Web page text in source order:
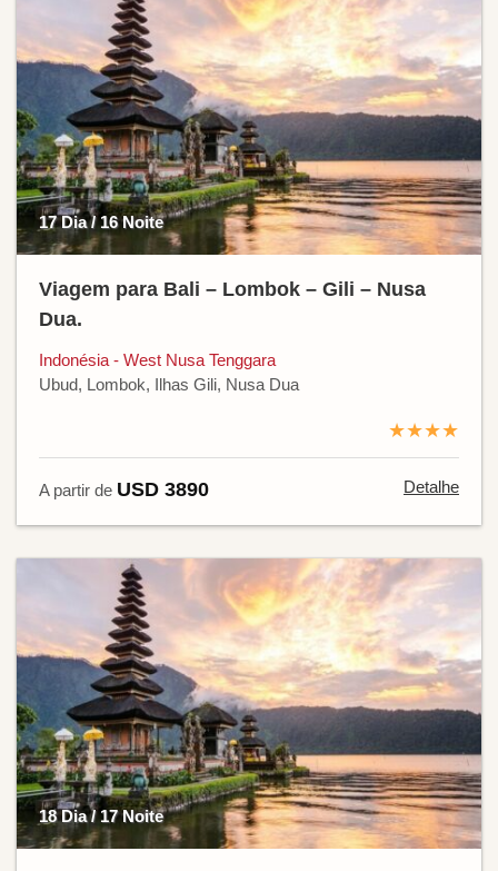
17 Dia / 16 Noite
Viagem para Bali – Lombok – Gili – Nusa
Dua.
Indonésia - West Nusa Tenggara
Ubud, Lombok, Ilhas Gili, Nusa Dua
★★★★
A partir de USD 3890 Detalhe
18 Dia / 17 Noite